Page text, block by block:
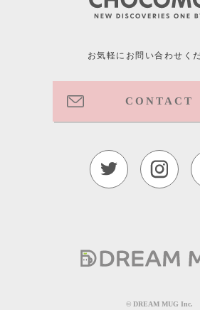
お気軽にお問い合わせく
CONTACT
©︎ DREAM MUG Inc.